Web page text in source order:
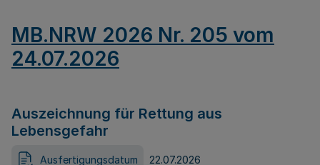
MB.NRW 2026 Nr. 205 vom
24.07.2026
Auszeichnung für Rettung aus
Lebensgefahr
Ausfertigungsdatum 22.07.2026